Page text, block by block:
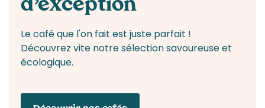
Le café que l'on fait est juste parfait !
Découvrez vite notre sélection savoureuse et
écologique.